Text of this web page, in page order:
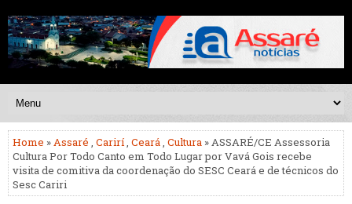
Home »Assaré , Carirí, Ceará, Cultura » ASSARÉ/CE Assessoria
Cultura Por Todo Canto em Todo Lugar por Vavá Gois recebe
visita de comitiva da coordenação do SESC Ceará e de técnicos do
Sesc Cariri